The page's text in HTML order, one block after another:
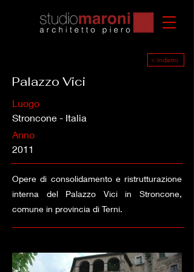
< Indietro
Palazzo Vici
Luogo
Stroncone - Italia
Anno
2011
Opere di consolidamento e ristrutturazione
interna del Palazzo Vici in Stroncone,
comune in provincia di Terni.